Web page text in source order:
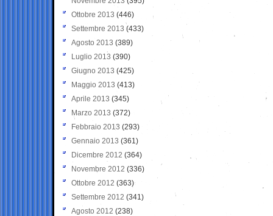
Ottobre 2013 (446)
Settembre 2013 (433)
Agosto 2013 (389)
Luglio 2013 (390)
Giugno 2013 (425)
Maggio 2013 (413)
Aprile 2013 (345)
Marzo 2013 (372)
Febbraio 2013 (293)
Gennaio 2013 (361)
Dicembre 2012 (364)
Novembre 2012 (336)
Ottobre 2012 (363)
Settembre 2012 (341)
Agosto 2012 (238)